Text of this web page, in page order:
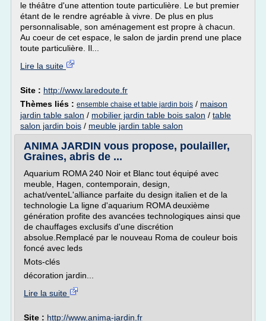
le théâtre d'une attention toute particulière. Le but premier
étant de le rendre agréable à vivre. De plus en plus
personnalisable, son aménagement est propre à chacun.
Au coeur de cet espace, le salon de jardin prend une place
toute particulière. Il...
Lire la suite
Site : http://www.laredoute.fr
Thèmes liés : ensemble chaise et table jardin bois / maison
jardin table salon / mobilier jardin table bois salon / table
salon jardin bois / meuble jardin table salon
ANIMA JARDIN vous propose, poulailler,
Graines, abris de ...
Aquarium ROMA 240 Noir et Blanc tout équipé avec
meuble, Hagen, contemporain, design,
achat/venteL'alliance parfaite du design italien et de la
technologie La ligne d'aquarium ROMA deuxième
génération profite des avancées technologiques ainsi que
de chauffages exclusifs d'une discrétion
absolue.Remplacé par le nouveau Roma de couleur bois
foncé avec leds
Mots-clés
décoration jardin...
Lire la suite
Site : http://www.anima-jardin.fr